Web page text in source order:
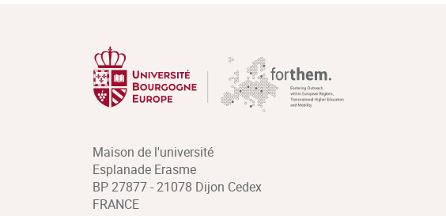
Maison de l'université
Esplanade Erasme
BP 27877 - 21078 Dijon Cedex
FRANCE